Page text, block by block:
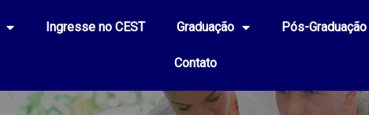
Ingresse no CEST Graduação Pós-Graduação
Contato